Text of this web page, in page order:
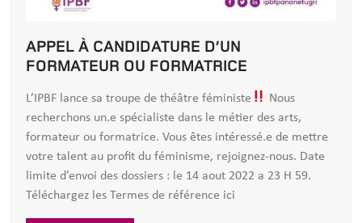
APPEL À CANDIDATURE D’UN
FORMATEUR OU FORMATRICE
L’IPBF lance sa troupe de théâtre féministe
Nous
recherchons un.e spécialiste dans le métier des arts,
formateur ou formatrice. Vous êtes intéressé.e de mettre
votre talent au profit du féminisme, rejoignez-nous. Date
limite d’envoi des dossiers : le 14 aout 2022 a 23 H 59.
Téléchargez les Termes de référence ici